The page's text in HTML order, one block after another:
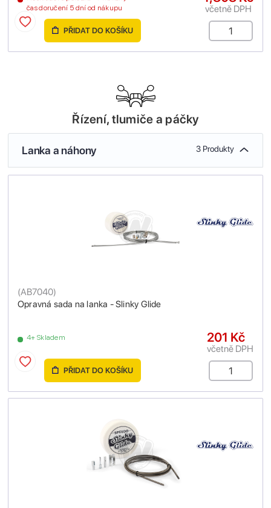
čas doručení 5 dní od nákupu
včetně DPH
PŘIDAT DO KOŠÍKU
Řízení, tlumiče a páčky
Lanka a náhony 3 Produkty
Opravná sada na lanka - Slinky Glide
(AB7040)
4+ Skladem 201 Kč
včetně DPH
PŘIDAT DO KOŠÍKU